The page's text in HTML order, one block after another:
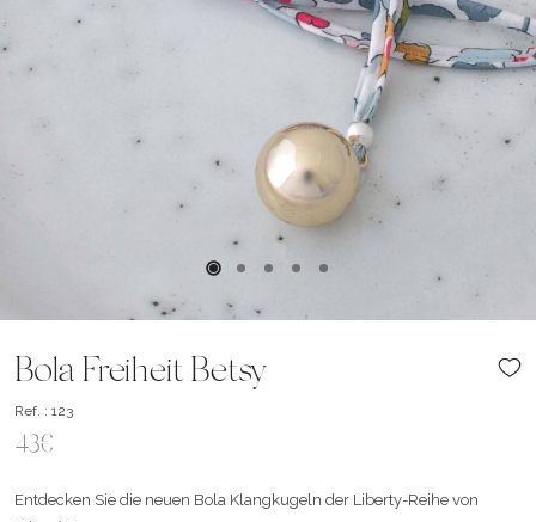
Bola Freiheit Betsy
Ref. : 123
43€
Entdecken Sie die neuen Bola Klangkugeln der Liberty-Reihe von